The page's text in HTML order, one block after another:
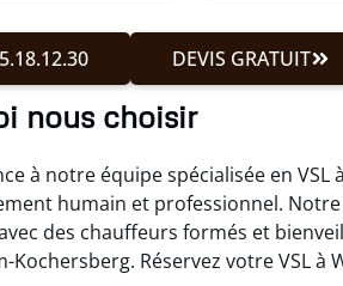
DEVIS GRATUIT
nous choisir
à notre équipe spécialisée en
humain et professionnel.
des chauffeurs formés et
Kochersberg. Réservez votre VSL